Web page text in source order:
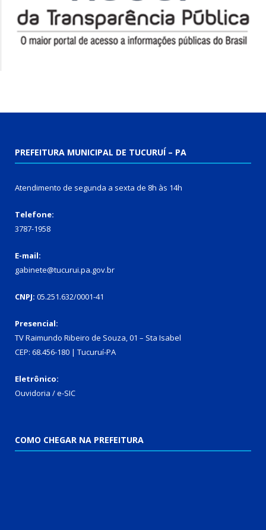
PREFEITURA MUNICIPAL DE TUCURUÍ – PA
Atendimento de segunda a sexta de 8h às 14h
Telefone:
3787-1958
E-mail:
gabinete@tucurui.pa.gov.br
CNPJ: 05.251.632/0001-41
Presencial:
TV Raimundo Ribeiro de Souza, 01 – Sta Isabel
CEP: 68.456-180 | Tucuruí-PA
Eletrônico:
Ouvidoria /e-SIC
COMO CHEGAR NA PREFEITURA